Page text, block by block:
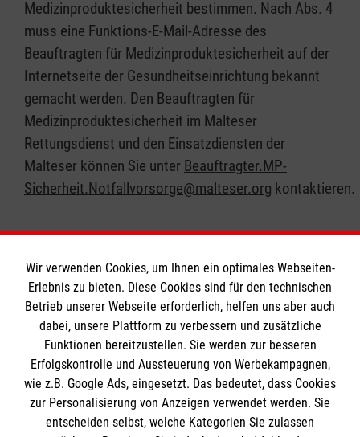
Medizinproduktesicherheit bestimmen. Nach Abs. 4
muss eine Funktions-E-Mail-Adresse des
Beauftragten für Medizinproduktesicherheit auf der
Internetseite der Gesundheitseinrichtung bekannt
gemacht werden. Den Beauftragten für
Medizinproduktesicherheit im Malteser
Rettungsdienst und den Einsatzdiensten der
Malteser können Sie unter Beauftragter.MP-
Sicherheit.Notfallvorsorge@malteser.org kontaktieren.
Informationen
Impressum
Datenschutz
Barrierefreiheit
Die Malteser
Wir verwenden Cookies, um Ihnen ein optimales Webseiten-
Erlebnis zu bieten. Diese Cookies sind für den technischen
Betrieb unserer Webseite erforderlich, helfen uns aber auch
dabei, unsere Plattform zu verbessern und zusätzliche
Funktionen bereitzustellen. Sie werden zur besseren
Erfolgskontrolle und Aussteuerung von Werbekampagnen,
wie z.B. Google Ads, eingesetzt. Das bedeutet, dass Cookies
zur Personalisierung von Anzeigen verwendet werden. Sie
entscheiden selbst, welche Kategorien Sie zulassen